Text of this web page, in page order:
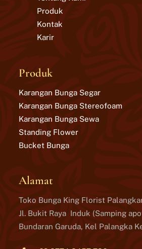
Produk
Kontak
Karir
Produk
Karangan Bunga Segar
Karangan Bunga Stereofoam
Karangan Bunga Sewa
Standing Flower
Bucket Bunga
Alamat
Toko Bunga King Florist
Jl. Bukit Raya Induk (Samping
Bundaran Garuda, Kel Palangka